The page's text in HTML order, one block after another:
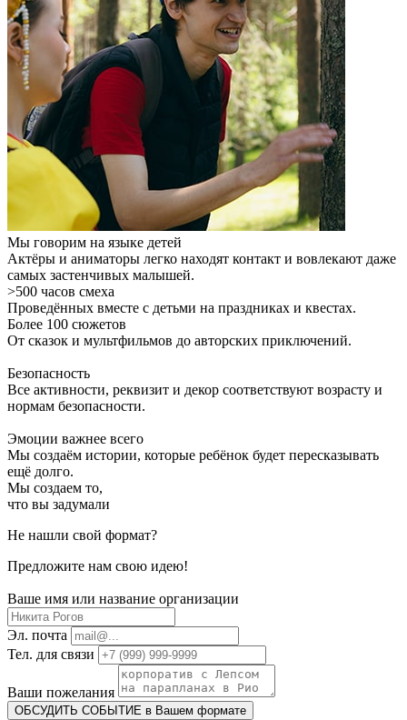
Мы говорим на языке детей
Актёры и аниматоры легко находят контакт и вовлекают даже
самых застенчивых малышей.
>500 часов смеха
Проведённых вместе с детьми на праздниках и квестах.
Более 100 сюжетов
От сказок и мультфильмов до авторских приключений.
Безопасность
Все активности, реквизит и декор соответствуют возрасту и
нормам безопасности.
Эмоции важнее всего
Мы создаём истории, которые ребёнок будет пересказывать
ещё долго.
Мы создаем то,
что вы задумали
Не нашли свой формат?
Предложите нам свою идею!
Ваше имя или название организации
Эл. почта
Тел. для связи
Ваши пожелания
ОБСУДИТЬ СОБЫТИЕ в Вашем формате